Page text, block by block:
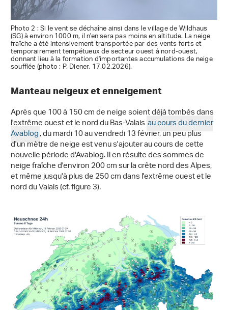
Photo 2 : Si le vent se déchaîne ainsi dans le village de Wildhaus
(SG) à environ 1000 m, il n'en sera pas moins en altitude. La neige
fraîche a été intensivement transportée par des vents forts et
temporairement tempétueux de secteur ouest à nord-ouest,
donnant lieu à la formation d'importantes accumulations de neige
soufflée (photo : P. Diener, 17.02.2026).
Manteau neigeux et enneigement
Après que 100 à 150 cm de neige soient déjà tombés dans
l'extrême ouest et le nord du Bas-Valaisau cours du dernier
Avablog, du mardi 10 au vendredi 13 février, un peu plus
d'un mètre de neige est venu s'ajouter au cours de cette
nouvelle période d'Avablog. Il en résulte des sommes de
neige fraîche d'environ 200 cm sur la crête nord des Alpes,
et même jusqu'à plus de 250 cm dans l'extrême ouest et le
nord du Valais (cf. figure 3).